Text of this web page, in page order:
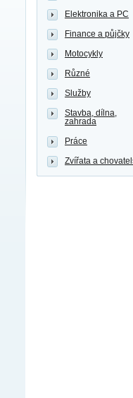
Elektronika a PC
Finance a půjčky
Motocykly
Různé
Služby
Stavba, dílna,
zahrada
Práce
Zvířata a